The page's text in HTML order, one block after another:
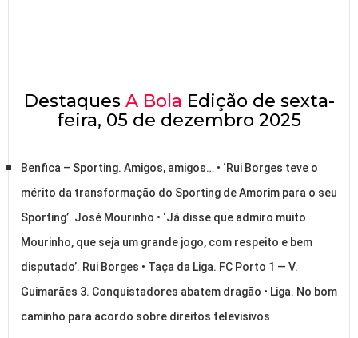
Destaques A Bola Edição de sexta-
feira, 05 de dezembro 2025
Benfica – Sporting. Amigos, amigos… • ‘Rui Borges teve o
mérito da transformação do Sporting de Amorim para o seu
Sporting’. José Mourinho • ‘Já disse que admiro muito
Mourinho, que seja um grande jogo, com respeito e bem
disputado’. Rui Borges • Taça da Liga. FC Porto 1 — V.
Guimarães 3. Conquistadores abatem dragão • Liga. No bom
caminho para acordo sobre direitos televisivos